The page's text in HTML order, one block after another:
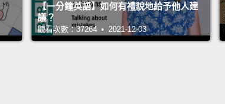
【一分鐘英語】如何有禮貌地給予他人建
議？
觀看次數：37264 • 2021-12-03